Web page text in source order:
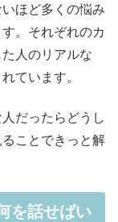
ほど多くの悩み
。それぞれのカ
人のリアルな
ています。
だったらどうし
ことできっと解
を話せばい